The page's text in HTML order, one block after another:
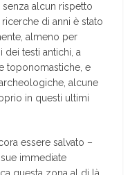
alcun rispetto
di anni è stato
almeno per
dei testi antichi, a
toponomastiche, e
alcune
in questi ultimi
essere salvato –
immediate